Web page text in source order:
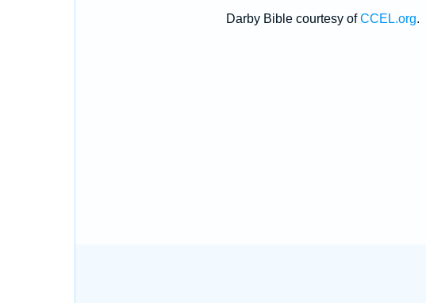
Darby Bible courtesy ofCCEL.org.